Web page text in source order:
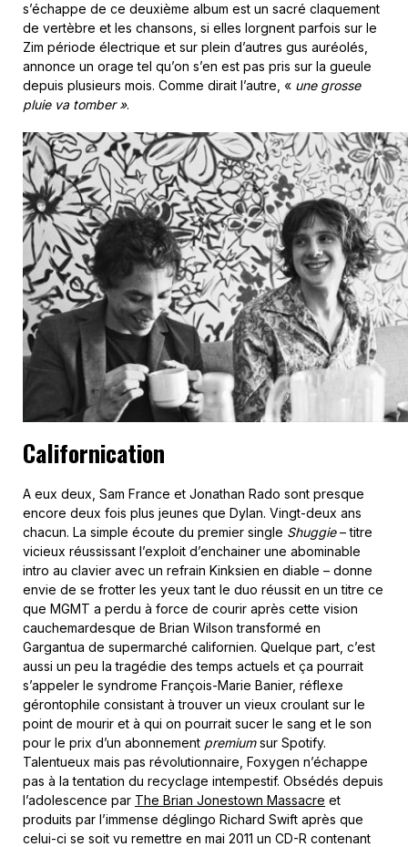
s’échappe de ce deuxième album est un sacré claquement
de vertèbre et les chansons, si elles lorgnent parfois sur le
Zim période électrique et sur plein d’autres gus auréolés,
annonce un orage tel qu’on s’en est pas pris sur la gueule
depuis plusieurs mois. Comme dirait l’autre, « une grosse
pluie va tomber ».
Californication
A eux deux, Sam France et Jonathan Rado sont presque
encore deux fois plus jeunes que Dylan. Vingt-deux ans
chacun. La simple écoute du premier single Shuggie– titre
vicieux réussissant l’exploit d’enchainer une abominable
intro au clavier avec un refrain Kinksien en diable – donne
envie de se frotter les yeux tant le duo réussit en un titre ce
que MGMT a perdu à force de courir après cette vision
cauchemardesque de Brian Wilson transformé en
Gargantua de supermarché californien. Quelque part, c’est
aussi un peu la tragédie des temps actuels et ça pourrait
s’appeler le syndrome François-Marie Banier, réflexe
gérontophile consistant à trouver un vieux croulant sur le
point de mourir et à qui on pourrait sucer le sang et le son
pour le prix d’un abonnement premiumsur Spotify.
Talentueux mais pas révolutionnaire, Foxygen n’échappe
pas à la tentation du recyclage intempestif. Obsédés depuis
l’adolescence par The Brian Jonestown Massacre et
produits par l’immense déglingo Richard Swift après que
celui-ci se soit vu remettre en mai 2011 un CD-R contenant